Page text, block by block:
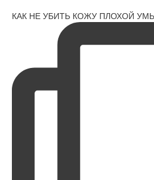
КАК НЕ УБИТЬ КОЖУ ПЛОХОЙ